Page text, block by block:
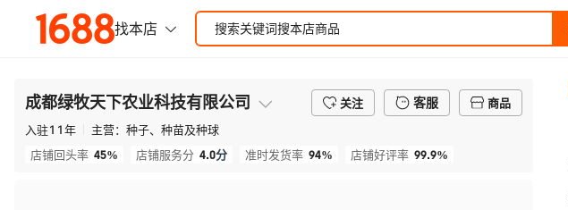
成都绿牧天下农业科技有限公司 关注 客服
商品
入驻11年 主营： 种子、种苗及种球
店铺回头率 45% 店铺服务分 4.0分 准时发货率 94% 店铺好评率 99.9%